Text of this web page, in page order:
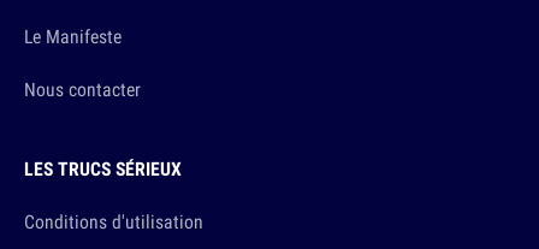
Le Manifeste
Nous contacter
LES TRUCS SÉRIEUX
Conditions d'utilisation